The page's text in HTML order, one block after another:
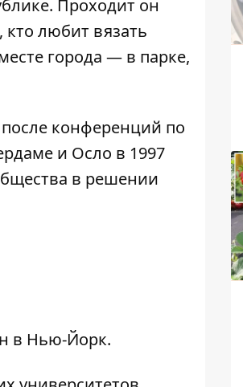
Проходит он
любит вязать
города — в парке,
конференций по
и Осло в 1997
в решении
в Нью-Йорк.